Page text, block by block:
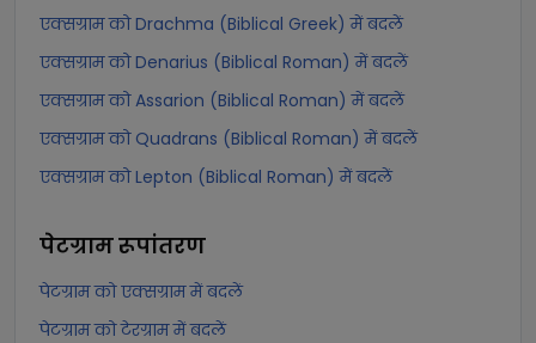
एक्सग्राम को Drachma (Biblical Greek) में बदलें
एक्सग्राम को Denarius (Biblical Roman) में बदलें
एक्सग्राम को Assarion (Biblical Roman) में बदलें
एक्सग्राम को Quadrans (Biblical Roman) में बदलें
एक्सग्राम को Lepton (Biblical Roman) में बदलें
पेटग्रामरूपांतरण
पेटग्राम को एक्सग्राम में बदलें
पेटग्राम को टेरग्राम में बदलें